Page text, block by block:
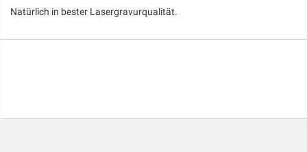
Natürlich in bester Lasergravurqualität.